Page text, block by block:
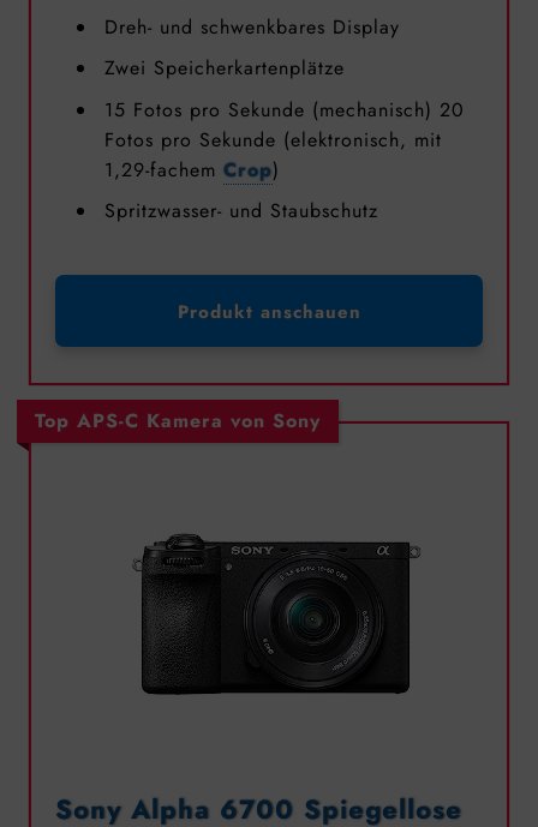
Dreh- und schwenkbares Display
Zwei Speicherkartenplätze
15 Fotos pro Sekunde (mechanisch) 20
Fotos pro Sekunde (elektronisch, mit
1,29-fachem Crop)
Spritzwasser- und Staubschutz
Produkt anschauen
Top APS-C Kamera von Sony
Sony Alpha 6700 Spiegellose